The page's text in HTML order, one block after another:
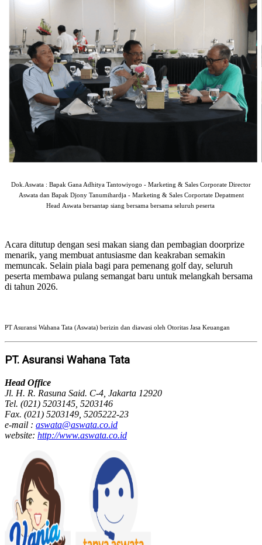
Dok.Aswata : Bapak Gana Adhitya Tantowiyogo - Marketing & Sales Corporate Director
Aswata dan Bapak Djony Tanumihardja - Marketing & Sales Corportate Depatment
Head Aswata bersantap siang bersama bersama seluruh peserta
Acara ditutup dengan sesi makan siang dan pembagian doorprize
menarik, yang membuat antusiasme dan keakraban semakin
memuncak. Selain piala bagi para pemenang golf day, seluruh
peserta membawa pulang semangat baru untuk melangkah bersama
di tahun 2026.
PT Asuransi Wahana Tata (Aswata) berizin dan diawasi oleh Otoritas Jasa Keuangan
PT. Asuransi Wahana Tata
Head Office
Jl. H. R. Rasuna Said. C-4, Jakarta 12920
Tel. (021) 5203145, 5203146
Fax. (021) 5203149, 5205222-23
e-mail : aswata@aswata.co.id
website: http://www.aswata.co.id